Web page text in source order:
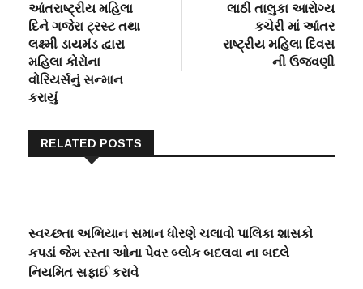
navigation
post:
આંતરાષ્ટ્રીય મહિલા
દિને ગજેરા ટ્રસ્ટ તથા
લક્ષ્મી ડાયમંડ દ્વારા
મહિલા કોરોના
વોરિયર્સનું સન્માન
કરાયું
post:
લાઠી તાલુકા આરોગ્ય
કચેરી માં આંતર
રાષ્ટ્રીય મહિલા દિવસ
ની ઉજવણી
RELATED POSTS
સ્વચ્છતા અભિયાન સમાન ધોરણે ચલાવો પાલિકા શાસકો
કપડાં જેમ રસ્તા ઓના પેવર બ્લોક બદલવા ના બદલે
નિયમિત સફાઈ કરાવે